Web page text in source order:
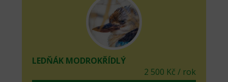
LEDŇÁK MODROKŘÍDLÝ
2 500 Kč / rok